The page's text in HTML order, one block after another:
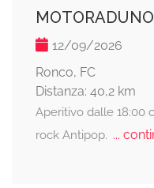
12/09/2026
Ronco, FC
Distanza: 40,2 km
Aperitivo dalle 18:00
rock Antipop. ...